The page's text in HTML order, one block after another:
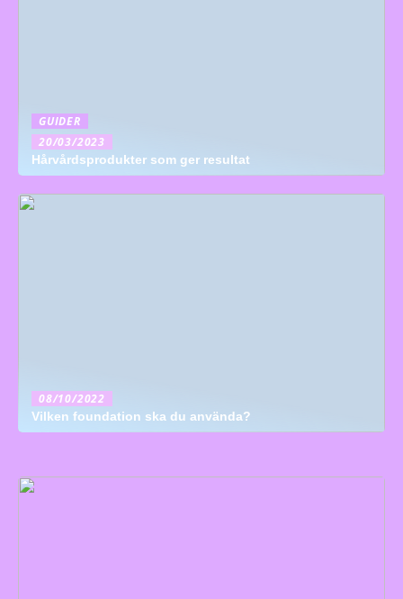
GUIDER
20/03/2023
Hårvårdsprodukter som ger resultat
08/10/2022
Vilken foundation ska du använda?